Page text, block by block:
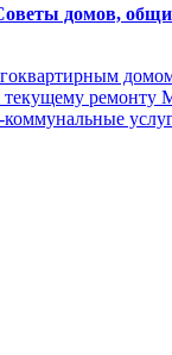
домов,
текущему